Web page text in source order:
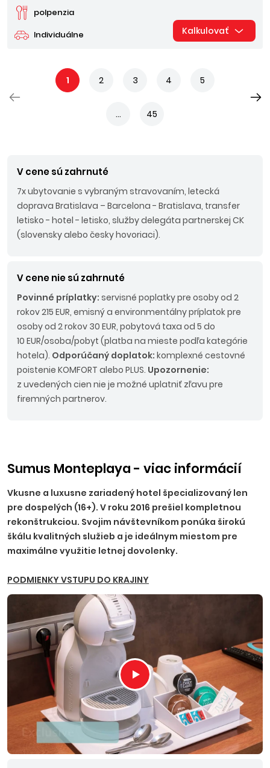
Individuálne
polpenzia
Kalkulovať
1 2 3 4 5
... 45
V cene sú zahrnuté
7x ubytovanie s vybraným stravovaním, letecká
doprava Bratislava – Barcelona - Bratislava, transfer
letisko - hotel - letisko, služby delegáta partnerskej CK
(slovensky alebo česky hovoriaci).
V cene nie sú zahrnuté
Povinné príplatky: servisné poplatky pre osoby od 2
rokov 215 EUR, emisný a environmentálny príplatok pre
osoby od 2 rokov 30 EUR, pobytová taxa od 5 do
10 EUR/osoba/pobyt (platba na mieste podľa kategórie
hotela). Odporúčaný doplatok: komplexné cestovné
poistenie KOMFORT alebo PLUS. Upozornenie:
z uvedených cien nie je možné uplatniť zľavu pre
firemných partnerov.
Sumus Monteplaya - viac informácií
Vkusne a luxusne zariadený hotel špecializovaný len
pre dospelých (16+). V roku 2016 prešiel kompletnou
rekonštrukciou. Svojim návštevníkom ponúka širokú
škálu kvalitných služieb a je ideálnym miestom pre
maximálne využitie letnej dovolenky.
PODMIENKY VSTUPU DO KRAJINY